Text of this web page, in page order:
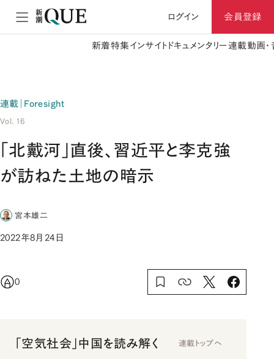
ログイン 会員登録
新着特集 インサイト ドキュメンタリー 連載動画
連載｜Foresight
Vol. 16
「北戴河」直後、習近平と李克強
が訪ねた土地の暗示
宮本雄二
2022年8月24日
0
「空気社会」中国を読み解く 連載トップへ